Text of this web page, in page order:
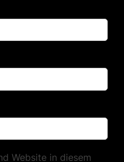
Website in diesem